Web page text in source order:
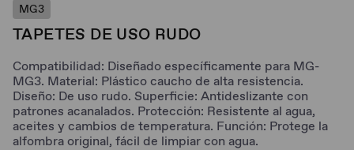
MG3
TAPETES DE USO RUDO
Compatibilidad: Diseñado específicamente para MG-
MG3. Material: Plástico caucho de alta resistencia.
Diseño: De uso rudo. Superficie: Antideslizante con
patrones acanalados. Protección: Resistente al agua,
aceites y cambios de temperatura. Función: Protege la
alfombra original, fácil de limpiar con agua.